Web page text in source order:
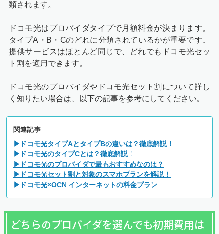
類されます。
ドコモ光はプロバイダタイプで月額料金が決まります。
タイプA・B・Cのどれに分類されているかが重要です。
提供サービスはほとんど同じで、どれでもドコモ光セッ
ト割を適用できます。
ドコモ光のプロバイダやドコモ光セット割について詳し
く知りたい場合は、以下の記事を参考にしてください。
関連記事
▶ドコモ光タイプAとタイプBの違いは？徹底解説！
▶ドコモ光のタイプCとは？徹底解説！
▶ドコモ光のプロバイダで最もおすすめなのは？
▶ドコモ光セット割と対象のスマホプランを解説！
▶ドコモ光×OCN インターネットの料金プラン
どちらのプロバイダを選んでも初期費用は